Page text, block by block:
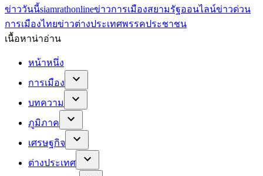
ข่าววันนี้siamrathonlineข่าวการเมืองสยามรัฐออนไลน์ข่าวด่วน
การเมืองไทยข่าวต่างประเทศพรรคประชาชน
เนื้อหาน่าอ่าน
หน้าหนึ่ง
การเมือง
บทความ
ภูมิภาค
เศรษฐกิจ
ต่างประเทศ